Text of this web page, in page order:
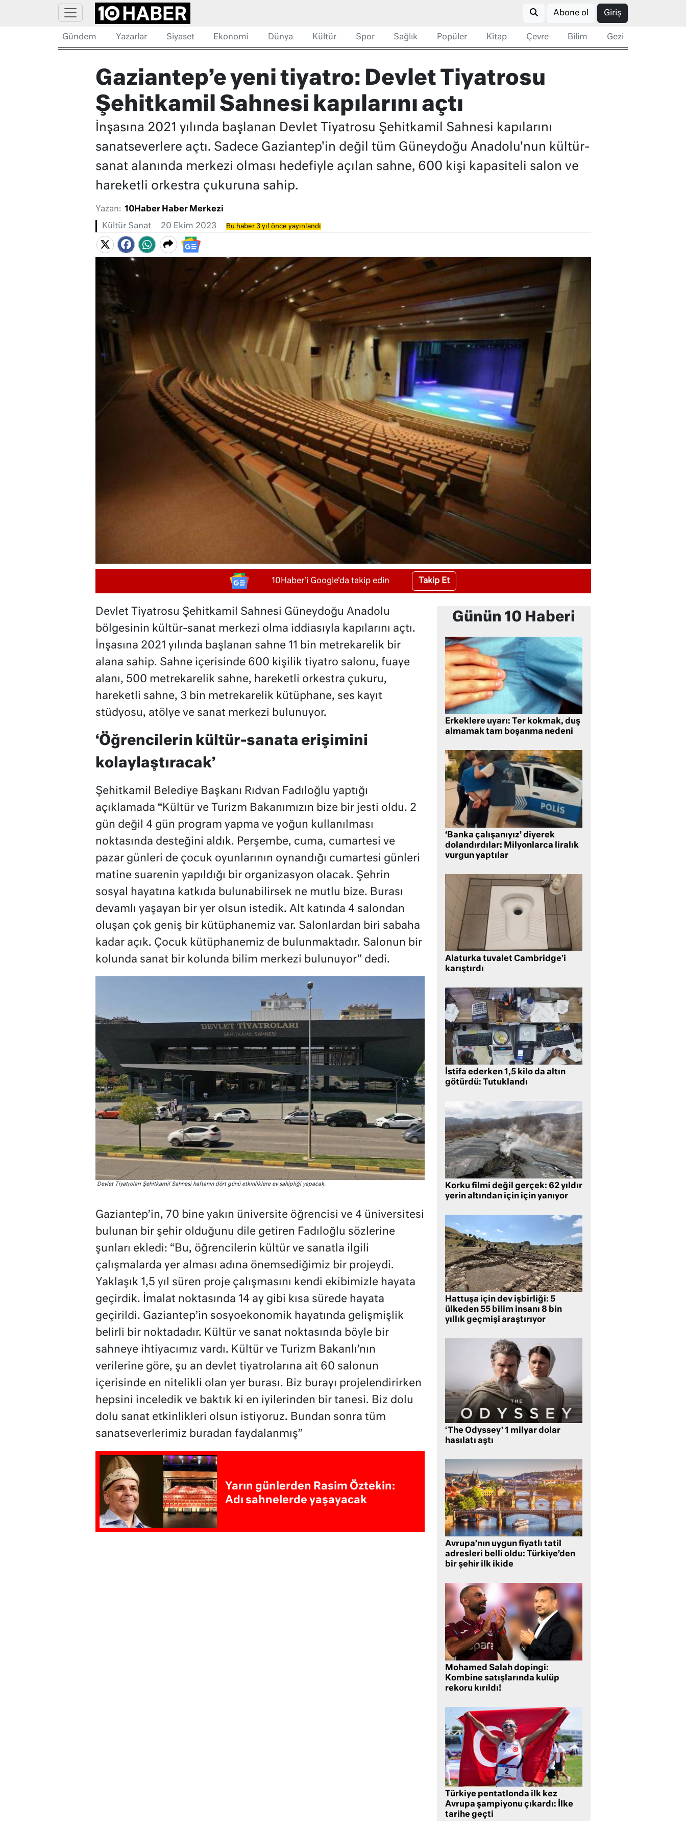
Abone ol Giriş
Gündem Yazarlar Siyaset Ekonomi Dünya Kültür Spor Sağlık Popüler Kitap Çevre Bilim Gezi
Gaziantep’e yeni tiyatro: Devlet Tiyatrosu
Şehitkamil Sahnesi kapılarını açtı
İnşasına 2021 yılında başlanan Devlet Tiyatrosu Şehitkamil Sahnesi kapılarını
sanatseverlere açtı. Sadece Gaziantep'in değil tüm Güneydoğu Anadolu'nun kültür-
sanat alanında merkezi olması hedefiyle açılan sahne, 600 kişi kapasiteli salon ve
hareketli orkestra çukuruna sahip.
Yazan: 10Haber Haber Merkezi
Kültür Sanat 20 Ekim 2023 Bu haber 3 yıl önce yayınlandı
10Haber'i Google'da takip edin Takip Et
Devlet Tiyatrosu Şehitkamil Sahnesi Güneydoğu Anadolu
bölgesinin kültür-sanat merkezi olma iddiasıyla kapılarını açtı.
İnşasına 2021 yılında başlanan sahne 11 bin metrekarelik bir
alana sahip. Sahne içerisinde 600 kişilik tiyatro salonu, fuaye
alanı, 500 metrekarelik sahne, hareketli orkestra çukuru,
hareketli sahne, 3 bin metrekarelik kütüphane, ses kayıt
stüdyosu, atölye ve sanat merkezi bulunuyor.
‘Öğrencilerin kültür-sanata erişimini
kolaylaştıracak’
Şehitkamil Belediye Başkanı Rıdvan Fadıloğlu yaptığı
açıklamada “Kültür ve Turizm Bakanımızın bize bir jesti oldu. 2
gün değil 4 gün program yapma ve yoğun kullanılması
noktasında desteğini aldık. Perşembe, cuma, cumartesi ve
pazar günleri de çocuk oyunlarının oynandığı cumartesi günleri
matine suarenin yapıldığı bir organizasyon olacak. Şehrin
sosyal hayatına katkıda bulunabilirsek ne mutlu bize. Burası
devamlı yaşayan bir yer olsun istedik. Alt katında 4 salondan
oluşan çok geniş bir kütüphanemiz var. Salonlardan biri sabaha
kadar açık. Çocuk kütüphanemiz de bulunmaktadır. Salonun bir
kolunda sanat bir kolunda bilim merkezi bulunuyor” dedi.
Devlet Tiyatroları Şehitkamil Sahnesi haftanın dört günü etkinliklere ev sahipliği yapacak.
Gaziantep’in, 70 bine yakın üniversite öğrencisi ve 4 üniversitesi
bulunan bir şehir olduğunu dile getiren Fadıloğlu sözlerine
şunları ekledi: “Bu, öğrencilerin kültür ve sanatla ilgili
çalışmalarda yer alması adına önemsediğimiz bir projeydi.
Yaklaşık 1,5 yıl süren proje çalışmasını kendi ekibimizle hayata
geçirdik. İmalat noktasında 14 ay gibi kısa sürede hayata
geçirildi. Gaziantep’in sosyoekonomik hayatında gelişmişlik
belirli bir noktadadır. Kültür ve sanat noktasında böyle bir
sahneye ihtiyacımız vardı. Kültür ve Turizm Bakanlı’nın
verilerine göre, şu an devlet tiyatrolarına ait 60 salonun
içerisinde en nitelikli olan yer burası. Biz burayı projelendirirken
hepsini inceledik ve baktık ki en iyilerinden bir tanesi. Biz dolu
dolu sanat etkinlikleri olsun istiyoruz. Bundan sonra tüm
sanatseverlerimiz buradan faydalanmış”
Yarın günlerden Rasim Öztekin:
Adı sahnelerde yaşayacak
Günün 10 Haberi
Erkeklere uyarı: Ter kokmak, duş
almamak tam boşanma nedeni
‘Banka çalışanıyız’ diyerek
dolandırdılar: Milyonlarca liralık
vurgun yaptılar
Alaturka tuvalet Cambridge’i
karıştırdı
İstifa ederken 1,5 kilo da altın
götürdü: Tutuklandı
Korku filmi değil gerçek: 62 yıldır
yerin altından için için yanıyor
Hattuşa için dev işbirliği: 5
ülkeden 55 bilim insanı 8 bin
yıllık geçmişi araştırıyor
‘The Odyssey’ 1 milyar dolar
hasılatı aştı
Avrupa’nın uygun fiyatlı tatil
adresleri belli oldu: Türkiye’den
bir şehir ilk ikide
Mohamed Salah dopingi:
Kombine satışlarında kulüp
rekoru kırıldı!
Türkiye pentatlonda ilk kez
Avrupa şampiyonu çıkardı: İlke
tarihe geçti